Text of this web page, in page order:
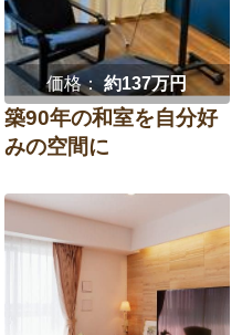
価格：約137万円
築90年の和室を自分好
みの空間に